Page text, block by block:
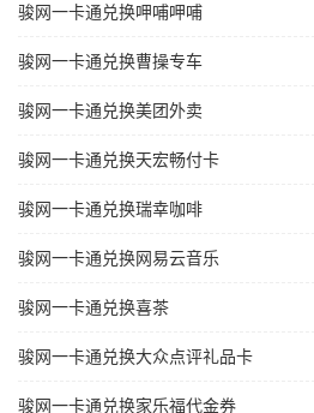
骏网一卡通兑换呷哺呷哺
骏网一卡通兑换曹操专车
骏网一卡通兑换美团外卖
骏网一卡通兑换天宏畅付卡
骏网一卡通兑换瑞幸咖啡
骏网一卡通兑换网易云音乐
骏网一卡通兑换喜茶
骏网一卡通兑换大众点评礼品卡
骏网一卡通兑换家乐福代金券